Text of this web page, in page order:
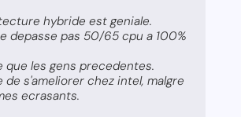
hybride est geniale.
depasse pas 50/65 cpu a 100%
que les gens precedentes.
s'ameliorer chez intel, malgre
ecrasants.